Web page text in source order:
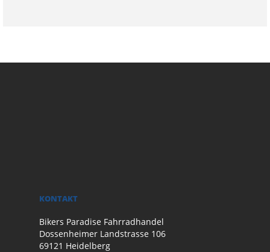
KONTAKT
Bikers Paradise Fahrradhandel
Dossenheimer Landstrasse 106
69121 Heidelberg